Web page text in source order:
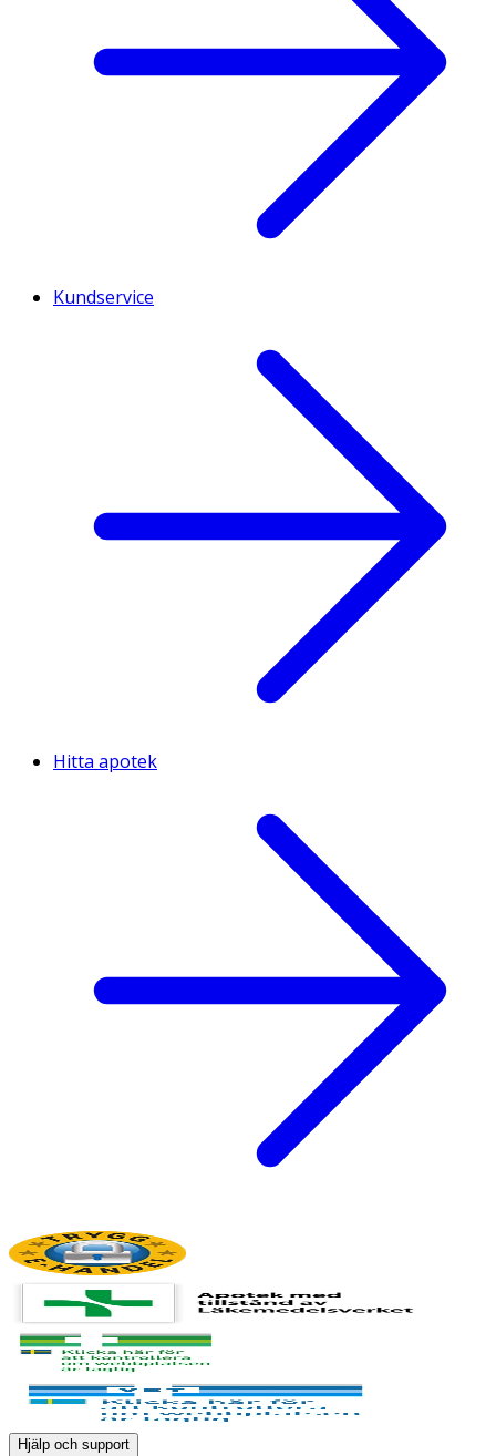
Kundservice
Hitta apotek
Hjälp och support